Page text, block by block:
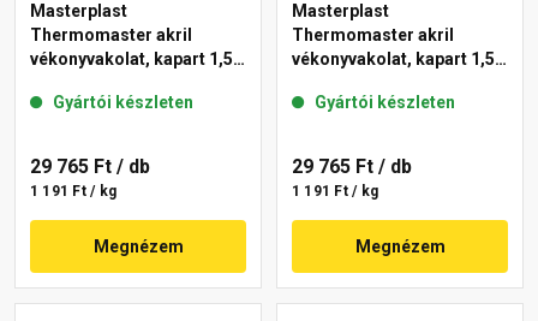
Masterplast
Thermomaster akril
vékonyvakolat, kapart 1,5
Gyártói készleten
29 765 Ft / db
1 191 Ft / kg
Megnézem
Masterplast
Thermomaster akril
vékonyvakolat, kapart 1,5
Gyártói készleten
29 765 Ft / db
1 191 Ft / kg
Megnézem